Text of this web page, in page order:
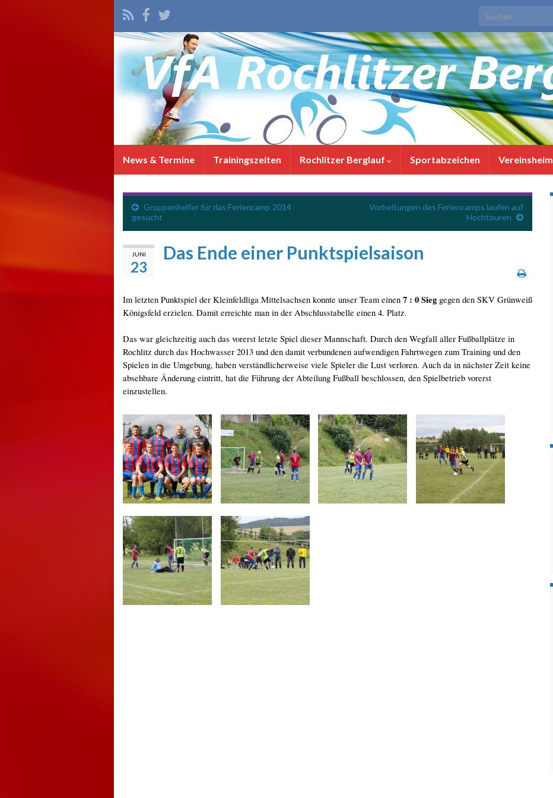
Search for:
News & Termine Trainingszeiten Rochlitzer Berglauf Sportabzeichen Vereinsheim
Gruppenhelfer für das Feriencamp 2014
gesucht
Vorbeitungen des Feriencamps laufen auf
Hochtouren
JUNI
23
Das Ende einer Punktspielsaison
Im letzten Punktspiel der Kleinfeldliga Mittelsachsen konnte unser Team einen 7 : 0 Sieg gegen den SKV Grünweiß
Königsfeld erzielen. Damit erreichte man in der Abschlusstabelle einen 4. Platz.
Das war gleichzeitig auch das vorerst letzte Spiel dieser Mannschaft. Durch den Wegfall aller Fußballplätze in
Rochlitz durch das Hochwasser 2013 und den damit verbundenen aufwendigen Fahrtwegen zum Training und den
Spielen in die Umgebung, haben verständlicherweise viele Spieler die Lust verloren. Auch da in nächster Zeit keine
absehbare Änderung eintritt, hat die Führung der Abteilung Fußball beschlossen, den Spielbetrieb vorerst
einzustellen.